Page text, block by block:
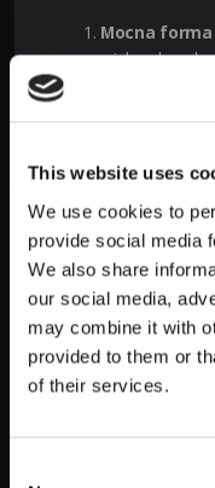
This website uses
We use cookies to
provide social media
We also share
our social media,
may combine it with
provided to them or
of their services.
Mocna
wiele udanych
elastyczny,
co daje im
dużą stawkę.
emocjami w
Szeroki skład:
w składzie.
szkoleniowiec